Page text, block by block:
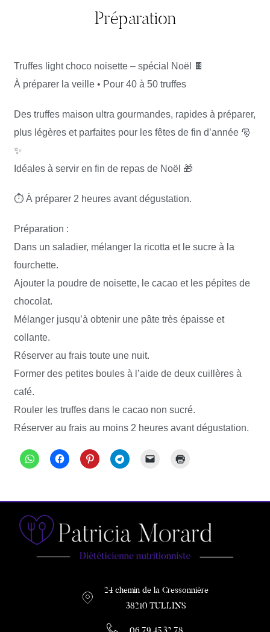
Préparation
Truffes light choco noisette – spécial Noël 🍫
À préparer la veille • Pour 40 à 50 truffes
Des truffes maison ultra gourmandes, rapides à préparer,
plus légères et parfaites pour les fêtes de fin d’année 🎅
✨
Idéales à servir en fin de repas de Noël 🎁
⏱️ À préparer 2 heures avant dégustation.
Préparation :
Dans un saladier, mélanger la ricotta et le sucre à la
fourchette.
Ajouter la poudre de noisette, le cacao et les pépites de
chocolat.
Mélanger jusqu’à obtenir une pâte très épaisse et
collante.
Réserver au frais toute une nuit.
Former des petites boules à l’aide de deux cuillères à
café.
Rouler les truffes dans le cacao non sucré.
Réserver au frais au moins 2 heures avant dégustation.
24 chemin de la Cressonnière
38210 TULLINS